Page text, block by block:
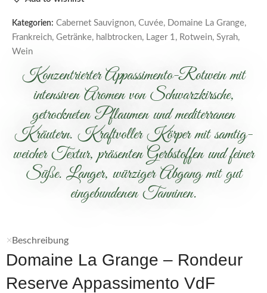
Kategorien: Cabernet Sauvignon, Cuvée, Domaine La Grange,
Frankreich, Getränke, halbtrocken, Lager 1, Rotwein, Syrah,
Wein
Konzentrierter Appassimento-Rotwein mit
intensiven Aromen von Schwarzkirsche,
getrockneten Pflaumen und mediterranen
Kräutern. Kraftvoller Körper mit samtig-
weicher Textur, präsenten Gerbstoffen und feiner
Süße. Langer, würziger Abgang mit gut
eingebundenen Tanninen.
Beschreibung
Domaine La Grange – Rondeur
Reserve Appassimento VdF